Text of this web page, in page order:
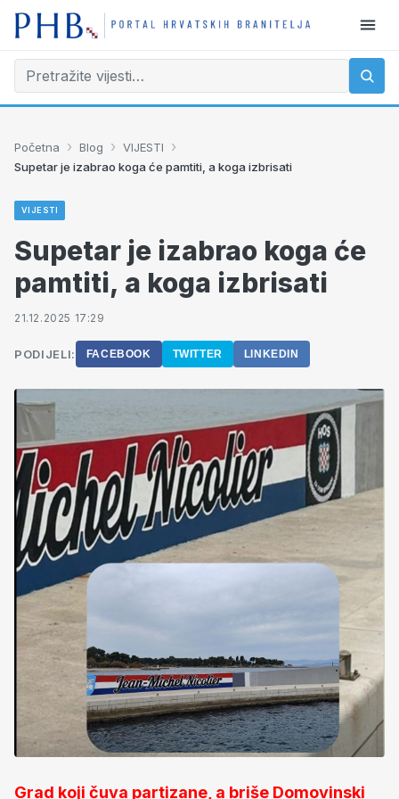
Početna › Blog › VIJESTI ›
Supetar je izabrao koga će pamtiti, a koga izbrisati
VIJESTI
Supetar je izabrao koga će
pamtiti, a koga izbrisati
21.12.2025 17:29
PODIJELI: FACEBOOK TWITTER LINKEDIN
Grad koji čuva partizane, a briše Domovinski